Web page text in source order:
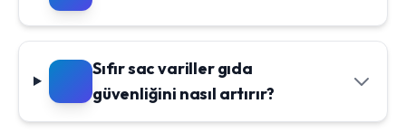
Sıfır sac variller gıda
güvenliğini nasıl artırır?